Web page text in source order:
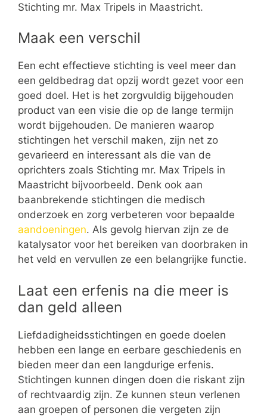
Stichting mr. Max Tripels in Maastricht.
Maak een verschil
Een echt effectieve stichting is veel meer dan
een geldbedrag dat opzij wordt gezet voor een
goed doel. Het is het zorgvuldig bijgehouden
product van een visie die op de lange termijn
wordt bijgehouden. De manieren waarop
stichtingen het verschil maken, zijn net zo
gevarieerd en interessant als die van de
oprichters zoals Stichting mr. Max Tripels in
Maastricht bijvoorbeeld. Denk ook aan
baanbrekende stichtingen die medisch
onderzoek en zorg verbeteren voor bepaalde
aandoeningen. Als gevolg hiervan zijn ze de
katalysator voor het bereiken van doorbraken in
het veld en vervullen ze een belangrijke functie.
Laat een erfenis na die meer is
dan geld alleen
Liefdadigheidsstichtingen en goede doelen
hebben een lange en eerbare geschiedenis en
bieden meer dan een langdurige erfenis.
Stichtingen kunnen dingen doen die riskant zijn
of rechtvaardig zijn. Ze kunnen steun verlenen
aan groepen of personen die vergeten zijn